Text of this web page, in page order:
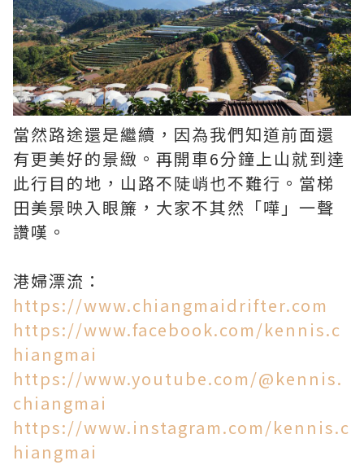
當然路途還是繼續，因為我們知道前面還
有更美好的景緻。再開車6分鐘上山就到達
此行目的地，山路不陡峭也不難行。當梯
田美景映入眼簾，大家不其然「嘩」一聲
讚嘆。
港婦漂流：
https://www.chiangmaidrifter.com
https://www.facebook.com/kennis.c
hiangmai
https://www.youtube.com/@kennis.
chiangmai
https://www.instagram.com/kennis.c
hiangmai